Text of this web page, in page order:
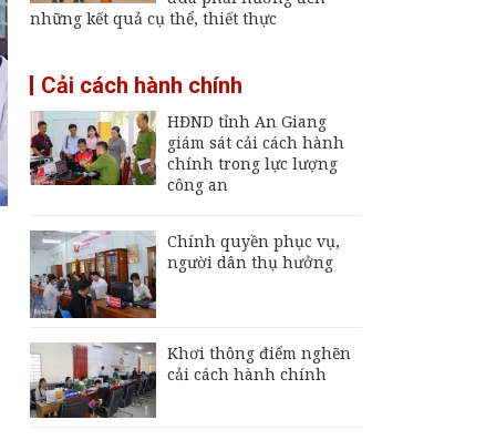
lý rác Long Xuyên,
trễ sẽ thu hồi dự án
giảm mức cung cấp
An Giang từ ngày 8
đến 9/8/2026
những kết quả cụ thể, thiết thực
Cải cách hành chính
HĐND tỉnh An Giang
giám sát cải cách hành
chính trong lực lượng
công an
Chính quyền phục vụ,
người dân thụ hưởng
Khơi thông điểm nghẽn
cải cách hành chính